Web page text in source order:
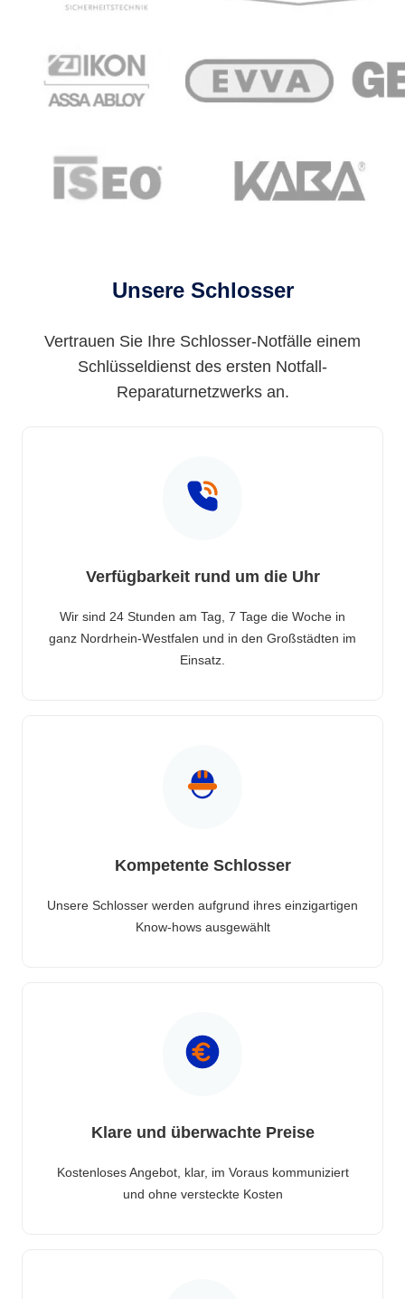
Unsere Schlosser
Vertrauen Sie Ihre Schlosser-Notfälle einem
Schlüsseldienst des ersten Notfall-
Reparaturnetzwerks an.
Verfügbarkeit rund um die Uhr
Wir sind 24 Stunden am Tag, 7 Tage die Woche in
ganz Nordrhein-Westfalen und in den Großstädten im
Einsatz.
Kompetente Schlosser
Unsere Schlosser werden aufgrund ihres einzigartigen
Know-hows ausgewählt
Klare und überwachte Preise
Kostenloses Angebot, klar, im Voraus kommuniziert
und ohne versteckte Kosten